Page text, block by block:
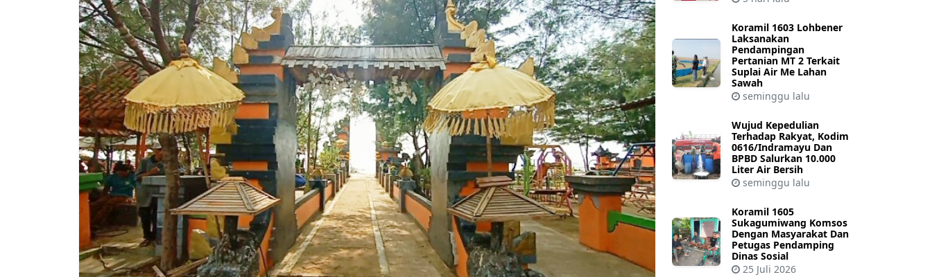
Koramil 1603 Lohbener
Laksanakan
Pendampingan
Pertanian MT 2 Terkait
Suplai Air Me Lahan
Sawah
seminggu lalu
Wujud Kepedulian
Terhadap Rakyat, Kodim
0616/Indramayu Dan
BPBD Salurkan 10.000
Liter Air Bersih
seminggu lalu
Koramil 1605
Sukagumiwang Komsos
Dengan Masyarakat Dan
Petugas Pendamping
Dinas Sosial
25 Juli 2026